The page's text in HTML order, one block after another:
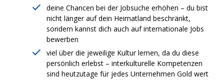
deine Chancen bei der Jobsuche erhöhen – du bist
nicht länger auf dein Heimatland beschränkt,
sondern kannst dich auch auf internationale Jobs
bewerben
viel über die jeweilige Kultur lernen, da du diese
persönlich erlebst – interkulturelle Kompetenzen
sind heutzutage für jedes Unternehmen Gold wert